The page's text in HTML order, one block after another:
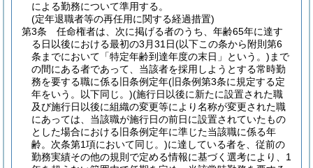
による勤務について準用する。
(定年退職者等の再任用に関する経過措置)
第3条
任命権者は、次に掲げる者のうち、年齢65年に達す
る日以後における最初の3月31日(以下この条から附則第6
条までにおいて「特定年齢到達年度の末日」という。) まで
の間にある者であって、当該者を採用しようとする常時勤
務を要する職に係る旧条例定年(旧条例第3条に規定する定
年をいう。以下同じ。)(施行日以後に新たに設置された職
及び施行日以後に組織の変更等により名称が変更された職
にあっては、当該職が施行日の前日に設置されていたもの
とした場合における旧条例定年に準じた当該職に係る年
齢。次条第1項において同じ。)に達している者を、従前の
勤務実績その他の規則で定める情報に基づく選考により、1